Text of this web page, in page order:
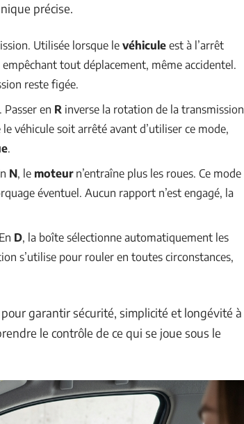
précise.
Utilisée lorsque le véhicule est à l’arrêt
tout déplacement, même accidentel.
reste figée.
Passer en R inverse la rotation de la transmission
véhicule soit arrêté avant d’utiliser ce mode,
.
N, le moteurn’entraîne plus les roues. Ce mode
éventuel. Aucun rapport n’est engagé, la
D, la boîte sélectionne automatiquement les
s’utilise pour rouler en toutes circonstances,
garantir sécurité, simplicité et longévité à
le contrôle de ce qui se joue sous le